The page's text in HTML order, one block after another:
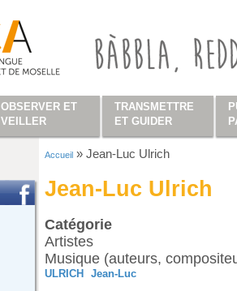
Accueil » Jean-Luc Ulrich
Jean-Luc Ulrich
Catégorie
Artistes
Musique (auteurs,
ULRICH Jean-Luc
OBSERVER ET
VEILLER
TRANSMETTRE
ET GUIDER